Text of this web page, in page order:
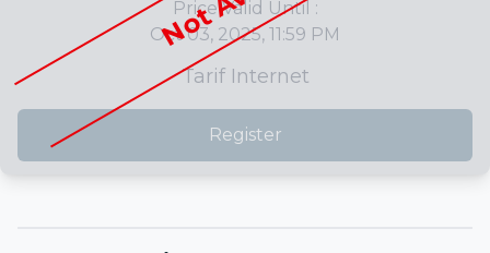
Price Valid Until :
Oct 03, 2025, 11:59 PM
Tarif Internet
Register